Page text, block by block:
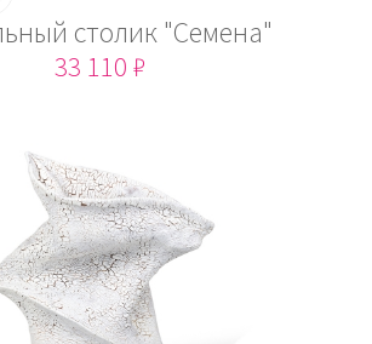
столик "Cемена"
33 110 ₽